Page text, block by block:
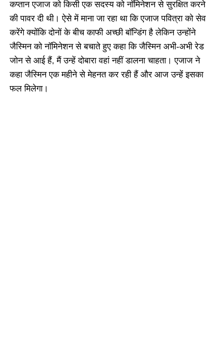
कप्तान एजाज को किसी एक सदस्य को नॉमिनेशन से सुरक्षित करने
की पावर दी थी। ऐसे में माना जा रहा था कि एजाज पवित्रा को सेव
करेंगे क्योंकि दोनों के बीच काफी अच्छी बॉन्डिंग है लेकिन उन्होंने
जैस्मिन को नॉमिनेशन से बचाते हुए कहा कि जैस्मिन अभी-अभी रेड
जोन से आई हैं, मैं उन्हें दोबारा वहां नहीं डालना चाहता। एजाज ने
कहा जैस्मिन एक महीने से मेहनत कर रही हैं और आज उन्हें इसका
फल मिलेगा।